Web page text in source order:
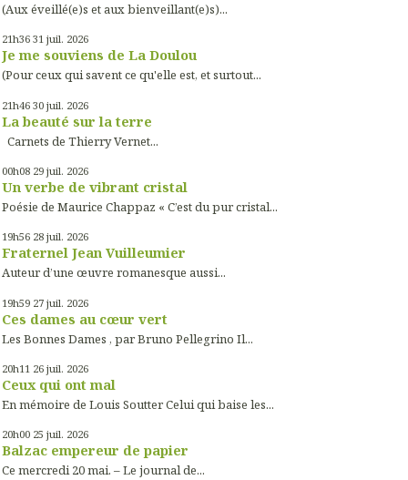
(Aux éveillé(e)s et aux bienveillant(e)s)...
21h36 31 juil. 2026
Je me souviens de La Doulou
(Pour ceux qui savent ce qu'elle est, et surtout...
21h46 30 juil. 2026
La beauté sur la terre
Carnets de Thierry Vernet...
00h08 29 juil. 2026
Un verbe de vibrant cristal
Poésie de Maurice Chappaz « C’est du pur cristal...
19h56 28 juil. 2026
Fraternel Jean Vuilleumier
Auteur d’une œuvre romanesque aussi...
19h59 27 juil. 2026
Ces dames au cœur vert
Les Bonnes Dames , par Bruno Pellegrino Il...
20h11 26 juil. 2026
Ceux qui ont mal
En mémoire de Louis Soutter Celui qui baise les...
20h00 25 juil. 2026
Balzac empereur de papier
Ce mercredi 20 mai. – Le journal de...